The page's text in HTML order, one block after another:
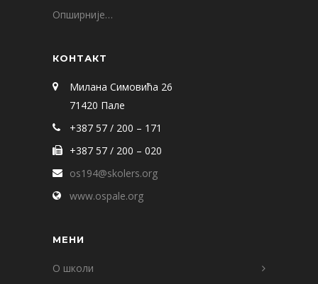
Опширније…
КОНТАКТ
Милана Симовића 26
71420 Пале
+387 57 / 200 – 171
+387 57 / 200 – 020
os194@skolers.org
www.ospale.org
МЕНИ
О школи